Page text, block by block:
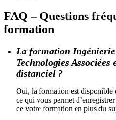
FAQ – Questions
formation
La formation Ingénierie
Technologies Associées
distanciel ?
Oui, la formation est disponible
ce qui vous permet
de votre formation en plus du